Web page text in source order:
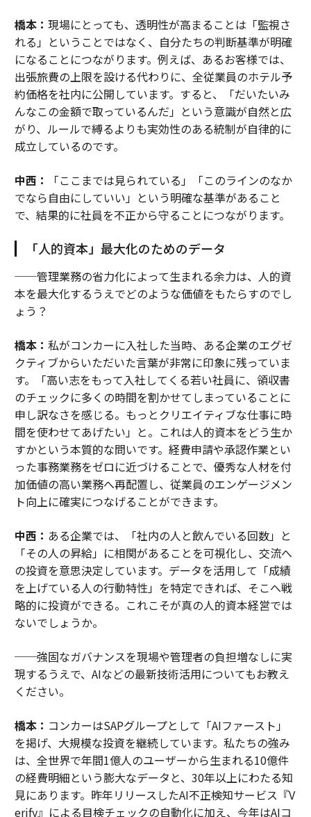
橋本： 現場にとっても、透明性が高まることは「監視さ
れる」ということではなく、自分たちの判断基準が明確
になることにつながります。例えば、あるお客様では、
出張旅費の上限を設ける代わりに、全従業員のホテル予
約価格を社内に公開しています。すると、「だいたいみ
んなこの金額で取っているんだ」という意識が自然と広
がり、ルールで縛るよりも実効性のある統制が自律的に
成立しているのです。
中西：
「ここまでは見られている」「このラインのなか
でなら自由にしていい」という明確な基準があること
で、結果的に社員を不正から守ることにつながります。
「人的資本」最大化のためのデータ
──管理業務の省力化によって生まれる余力は、人的資
本を最大化するうえでどのような価値をもたらすのでし
ょう？
橋本： 私がコンカーに入社した当時、ある企業のエグゼ
クティブからいただいた言葉が非常に印象に残っていま
す。「高い志をもって入社してくる若い社員に、領収書
のチェックに多くの時間を割かせてしまっていることに
申し訳なさを感じる。もっとクリエイティブな仕事に時
間を使わせてあげたい」と。これは人的資本をどう生か
すかという本質的な問いです。経費申請や承認作業とい
った事務業務をゼロに近づけることで、優秀な人材を付
加価値の高い業務へ再配置し、従業員のエンゲージメン
ト向上に確実につなげることができます。
中西： ある企業では、「社内の人と飲んでいる回数」と
「その人の昇給」に相関があることを可視化し、交流へ
の投資を意思決定しています。データを活用して「成績
を上げている人の行動特性」を特定できれば、そこへ戦
略的に投資ができる。これこそが真の人的資本経営では
ないでしょうか。
──強固なガバナンスを現場や管理者の負担増なしに実
現するうえで、AIなどの最新技術活用についてもお教え
ください。
橋本： コンカーはSAPグループとして「AIファースト」
を掲げ、大規模な投資を継続しています。私たちの強み
は、全世界で年間1億人のユーザーから生まれる10億件
の経費明細という膨大なデータと、30年以上にわたる知
見にあります。昨年リリースしたAI不正検知サービス『V
erify』による目検チェックの自動化に加え、今年はAIコ